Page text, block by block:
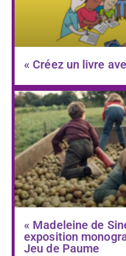
« Créez un livre
« Madeleine de
exposition
Jeu de Paume